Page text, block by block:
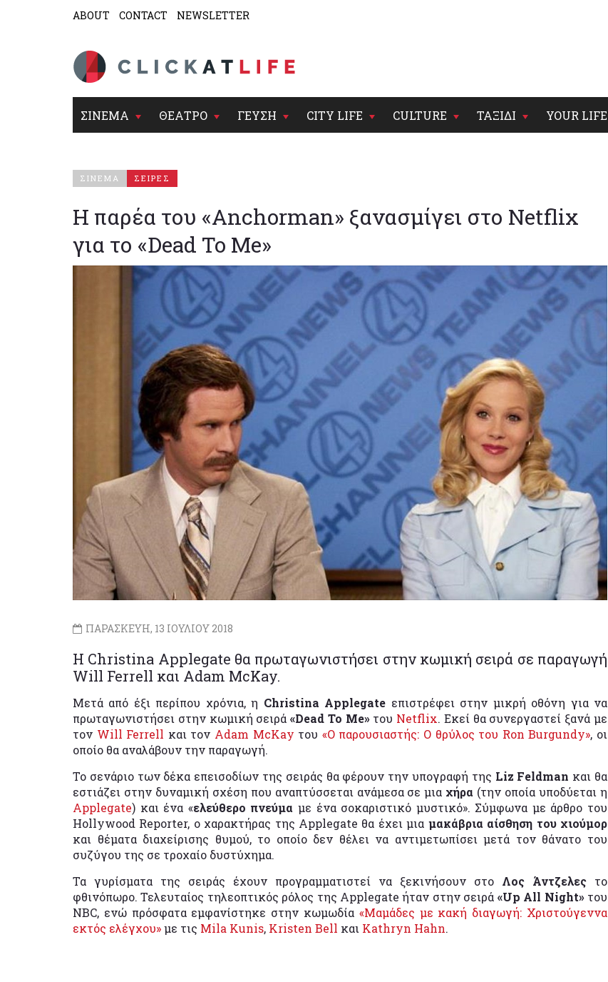
ABOUT CONTACT NEWSLETTER
ΣΙΝΕΜΑ ΘΕΑΤΡΟ ΓΕΥΣΗ CITY LIFE CULTURE ΤΑΞΙΔΙ YOUR LIFE
ΣΙΝΕΜΑ ΣΕΙΡΕΣ
Η παρέα του «Anchorman» ξανασμίγει στο Netflix
για το «Dead To Me»
ΠΑΡΑΣΚΕΥΗ, 13 ΙΟΥΛΙΟΥ 2018
Η Christina Applegate θα πρωταγωνιστήσει στην κωμική σειρά σε παραγωγή
Will Ferrell και Adam McKay.
Μετά από έξι περίπου χρόνια, η Christina Applegate επιστρέφει στην μικρή οθόνη για να
πρωταγωνιστήσει στην κωμική σειρά«Dead To Me» του Netflix. Εκεί θα συνεργαστεί ξανά με
τον Will Ferrell και τον Adam McKay του «Ο παρουσιαστής: Ο θρύλος του Ron Burgundy», οι
οποίο θα αναλάβουν την παραγωγή.
Το σενάριο των δέκα επεισοδίων της σειράς θα φέρουν την υπογραφή της Liz Feldman και θα
εστιάζει στην δυναμική σχέση που αναπτύσσεται ανάμεσα σε μια χήρα (την οποία υποδύεται η
Applegate) και ένα «ελεύθερο πνεύμα με ένα σοκαριστικό μυστικό». Σύμφωνα με άρθρο του
Hollywood Reporter, ο χαρακτήρας της Applegate θα έχει μια μακάβρια αίσθηση του χιούμορ
και θέματα διαχείρισης θυμού, το οποίο δεν θέλει να αντιμετωπίσει μετά τον θάνατο του
συζύγου της σε τροχαίο δυστύχημα.
Τα γυρίσματα της σειράς έχουν προγραμματιστεί να ξεκινήσουν στο Λος Άντζελες το
φθινόπωρο. Τελευταίος τηλεοπτικός ρόλος της Applegate ήταν στην σειρά «Up All Night»του
NBC, ενώ πρόσφατα εμφανίστηκε στην κωμωδία «Μαμάδες με κακή διαγωγή: Χριστούγεννα
εκτός ελέγχου»με τις Mila Kunis, Kristen Bell και Kathryn Hahn.